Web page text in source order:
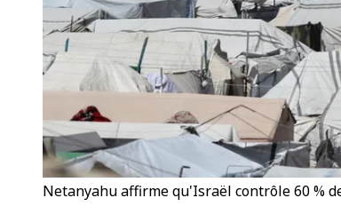
Netanyahu affirme qu'Israël contrôle 60 %